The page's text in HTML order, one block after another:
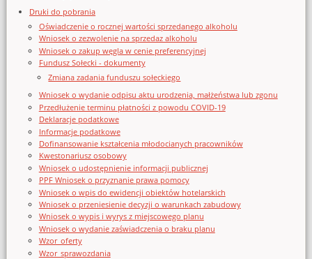
Druki do pobrania
Oświadczenie o rocznej wartości sprzedanego alkoholu
Wniosek o zezwolenie na sprzedaz alkoholu
Wniosek o zakup węgla w cenie preferencyjnej
Fundusz Sołecki - dokumenty
Zmiana zadania funduszu sołeckiego
Wniosek o wydanie odpisu aktu urodzenia, małżeństwa lub zgonu
Przedłużenie terminu płatności z powodu COVID-19
Deklaracje podatkowe
Informacje podatkowe
Dofinansowanie kształcenia młodocianych pracowników
Kwestonariusz osobowy
Wniosek o udostępnienie informacji publicznej
PPF Wniosek o przyznanie prawa pomocy
Wniosek o wpis do ewidencji obiektów hotelarskich
Wniosek o przeniesienie decyzji o warunkach zabudowy
Wniosek o wypis i wyrys z miejscowego planu
Wniosek o wydanie zaświadczenia o braku planu
Wzor_oferty
Wzor_sprawozdania